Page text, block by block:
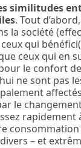
similitudes
. Tout
la société
qui
ceux qui en
le confort
ne sont pas
le
– et